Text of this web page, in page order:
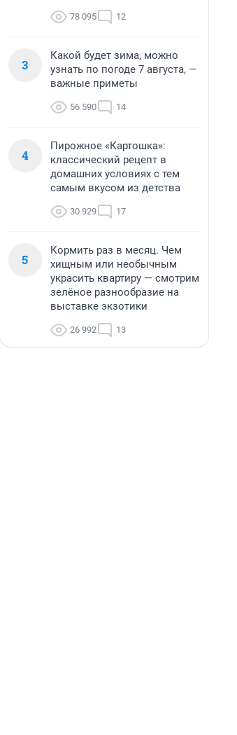
78 095 12
3
Какой будет зима, можно
узнать по погоде 7 августа, —
важные приметы
56 590 14
4
Пирожное «Картошка»:
классический рецепт в
домашних условиях с тем
самым вкусом из детства
30 929 17
5
Кормить раз в месяц. Чем
хищным или необычным
украсить квартиру — смотрим
зелёное разнообразие на
выставке экзотики
26 992 13